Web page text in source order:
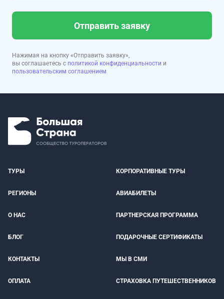
Отправить заявку
Нажимая на кнопку «Отправить заявку»,
вы соглашаетесь с политикой конфиденциальности и
пользовательским соглашением
ТУРЫ КОРПОРАТИВНЫЕ ТУРЫ
РЕГИОНЫ АВИАБИЛЕТЫ
О НАС ПАРТНЕРСКАЯ ПРОГРАММА
БЛОГ ПОДАРОЧНЫЕ СЕРТИФИКАТЫ
КОНТАКТЫ МЫ В СМИ
ОПЛАТА СТРАХОВКА ПУТЕШЕСТВЕННИКОВ